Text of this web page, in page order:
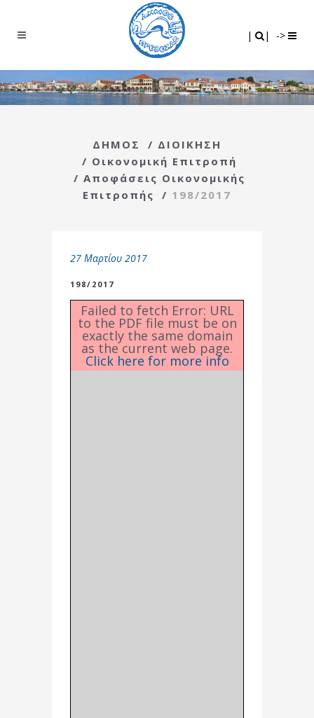
| | ->
ΔΗΜΟΣ / ΔΙΟΙΚΗΣΗ
/ Οικονομική Επιτροπή
/ Αποφάσεις Οικονομικής
Επιτροπής
/ 198/2017
27 Μαρτίου 2017
198/2017
Failed to fetch Error: URL
to the PDF file must be on
exactly the same domain
as the current web page.
Click here for more info